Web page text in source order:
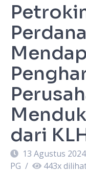
Perdana
dari
13 Agustus
PG / 443x